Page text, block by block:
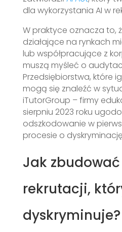
dla wykorzystania AI w
W praktyce oznacza to,
działające na rynkach
lub współpracujące z
muszą myśleć o
Przedsiębiorstwa, które
mogą się znaleźć w
iTutorGroup – firmy
sierpniu 2023 roku
odszkodowanie w
procesie o
Jak
rekrutacji,
dyskryminuje?